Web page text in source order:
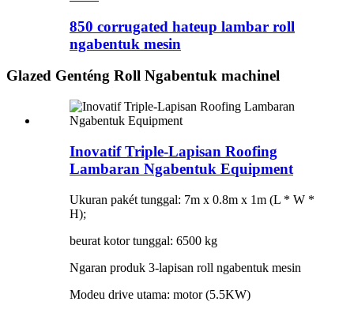
850 corrugated hateup lambar roll
ngabentuk mesin
Glazed Genténg Roll Ngabentuk machinel
Inovatif Triple-Lapisan Roofing
Lambaran Ngabentuk Equipment
Ukuran pakét tunggal: 7m x 0.8m x 1m (L * W *
H);
beurat kotor tunggal: 6500 kg
Ngaran produk 3-lapisan roll ngabentuk mesin
Modeu drive utama: motor (5.5KW)